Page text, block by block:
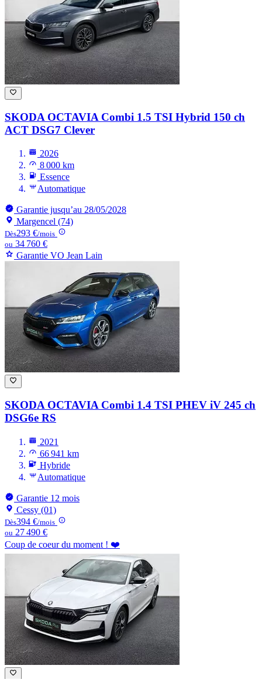
SKODA OCTAVIA Combi 1.5 TSI Hybrid 150 ch
ACT DSG7 Clever
2026
8 000 km
Essence
Automatique
Garantie jusqu’au 28/05/2028
Margencel (74)
Dès293 €/mois
ou 34 760 €
Garantie VO Jean Lain
SKODA OCTAVIA Combi 1.4 TSI PHEV iV 245 ch
DSG6e RS
2021
66 941 km
Hybride
Automatique
Garantie 12 mois
Cessy (01)
Dès394 €/mois
ou 27 490 €
Coup de coeur du moment ! ❤️